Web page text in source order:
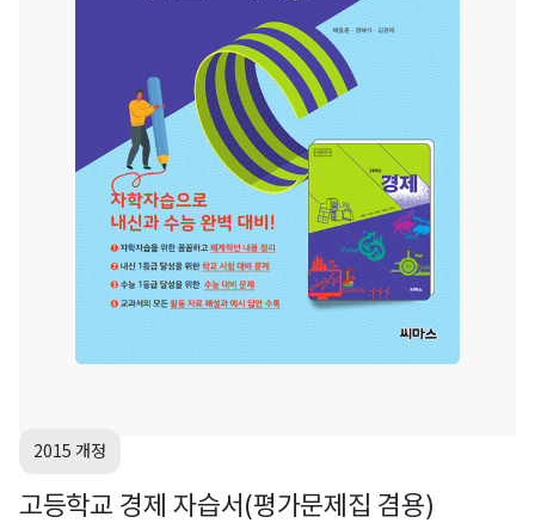
2015 개정
고등학교 경제 자습서(평가문제집 겸용)